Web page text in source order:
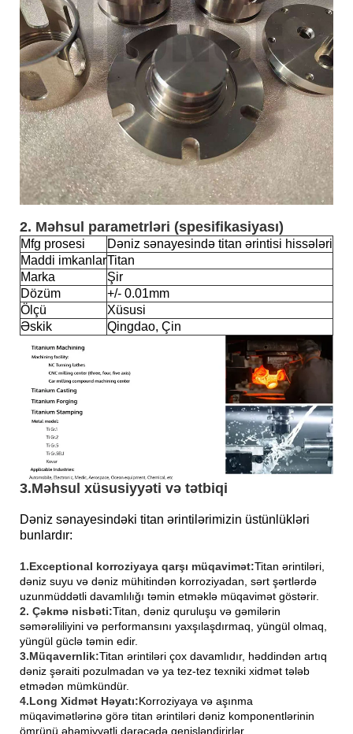
2. Məhsul parametrləri (spesifikasiyası)
Mfg prosesi
Dəniz sənayesində titan ərintisi hissələri
Maddi imkanlarTitan
Marka
Şir
Dözüm
+/- 0.01mm
Ölçü
Xüsusi
Əskik
Qingdao, Çin
3.Məhsul xüsusiyyəti və tətbiqi
Dəniz sənayesindəki titan ərintilərimizin üstünlükləri
bunlardır:
1.Exceptional korroziyaya qarşı müqavimət:Titan ərintiləri,
dəniz suyu və dəniz mühitindən korroziyadan, sərt şərtlərdə
uzunmüddətli davamlılığı təmin etməklə müqavimət göstərir.
2. Çəkmə nisbəti:Titan, dəniz quruluşu və gəmilərin
səmərəliliyini və performansını yaxşılaşdırmaq, yüngül olmaq,
yüngül güclə təmin edir.
3.Müqavernlik:Titan ərintiləri çox davamlıdır, həddindən artıq
dəniz şəraiti pozulmadan və ya tez-tez texniki xidmət tələb
etmədən mümkündür.
4.Long Xidmət Həyatı:Korroziyaya və aşınma
müqavimətlərinə görə titan ərintiləri dəniz komponentlərinin
ömrünü əhəmiyyətli dərəcədə genişləndirirlər.